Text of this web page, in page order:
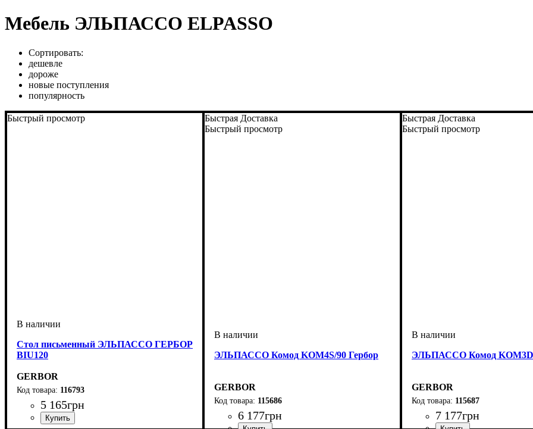
Мебель ЭЛЬПАССО ELPASSO
Сортировать:
дешевле
дороже
новые поступления
популярность
Быстрый просмотр
Стол письменный ЭЛЬПАССО ГЕРБОР
BIU120
GERBOR
116793
5 165грн
Быстрая Доставка
Быстрый просмотр
ЭЛЬПАССО Комод KOM4S/90 Гербор
GERBOR
115686
6 177грн
Быстрая Доставка
Быстрый просмотр
ЭЛЬПАССО Комод
GERBOR
115687
7 177грн